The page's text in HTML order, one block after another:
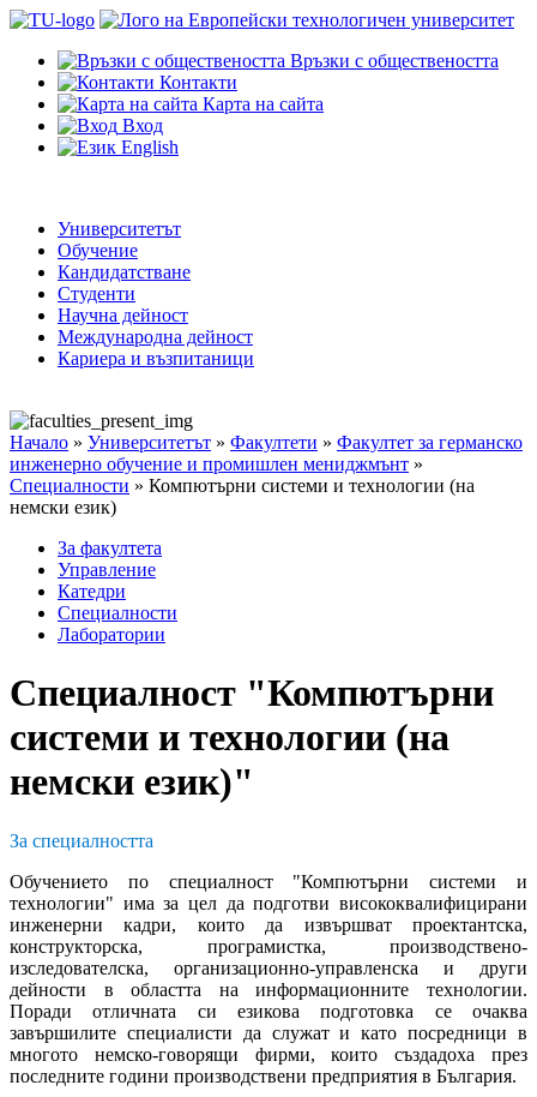
Връзки с обществеността
Контакти
Карта на сайта
Вход
English
Университетът
Обучение
Кандидатстване
Студенти
Научна дейност
Международна дейност
Кариера и възпитаници
Начало » Университетът » Факултети » Факултет за германско
инженерно обучение и промишлен мениджмънт »
Специалности » Компютърни системи и технологии (на
немски език)
За факултета
Управление
Катедри
Специалности
Лаборатории
Специалност "Компютърни
системи и технологии (на
немски език)"
За специалността
Обучението по специалност "Компютърни системи и
технологии" има за цел да подготви висококвалифицирани
инженерни кадри, които да извършват проектантска,
конструкторска, програмистка, производствено-
изследователска, организационно-управленска и други
дейности в областта на информационните технологии.
Поради отличната си езикова подготовка се очаква
завършилите специалисти да служат и като посредници в
многото немско-говорящи фирми, които създадоха през
последните години производствени предприятия в България.